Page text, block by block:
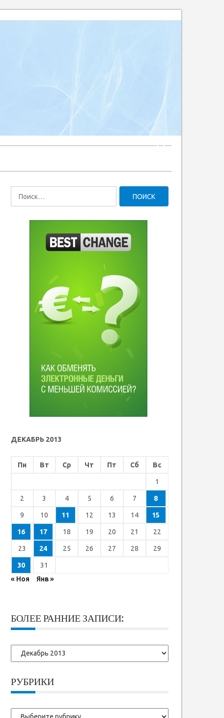
ДЕКАБРЬ 2013
Пн Вт Ср Чт Пт Сб Вс
1
2 3 4 5 6 7 8
9 10 11 12 13 14 15
16 17 18 19 20 21 22
23 24 25 26 27 28 29
30
31
« Ноя
Янв »
БОЛЕЕ РАННИЕ ЗАПИСИ:
Более
ранние
РУБРИКИ
Рубрики